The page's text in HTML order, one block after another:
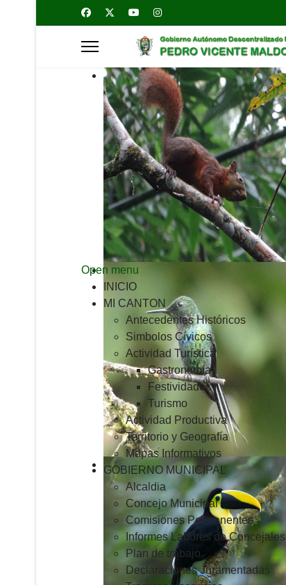
Open menu
INICIO
MI CANTON
Antecedentes Históricos
Simbolos Cívicos
Actividad Turística
Gastronomía
Festividades
Turismo
Actividad Productiva
Territorio y Geografía
Mapas Informativos
GOBIERNO MUNICIPAL
Alcaldia
Concejo Municipal
Comisiones Permanentes
Informes Labores de Concejales
Plan de trabajo
Declaraciones Juramentadas